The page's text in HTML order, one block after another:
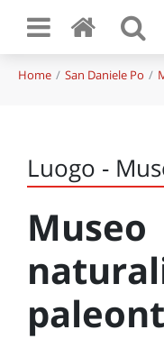
Home San Daniele Po
Luogo -
Museo